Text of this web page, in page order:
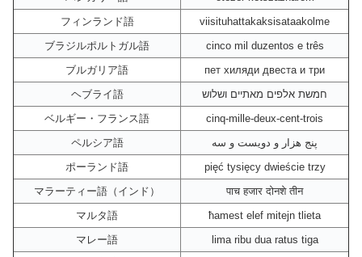
フィンランド語
viisituhattakaksisataakolme
ブラジルポルトガル語
cinco mil duzentos e três
ブルガリア語
пет хиляди двеста и три
ヘブライ語
חמשת אלפים מאתיים ושלוש
ベルギー・フランス語
cinq-mille-deux-cent-trois
ペルシア語
پنج هزار و دویست و سه
ポーランド語
pięć tysięcy dwieście trzy
マラーティー語（インド）
पाच हजार दोनशे तीन
マルタ語
ħamest elef mitejn tlieta
マレー語
lima ribu dua ratus tiga